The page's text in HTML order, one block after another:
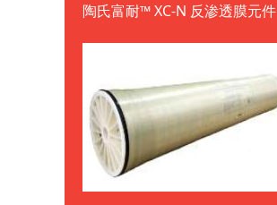
陶氏富耐™ XC-N 反渗透膜元件